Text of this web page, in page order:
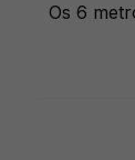
Os 6